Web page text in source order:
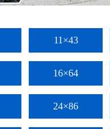
11×43
16×64
24×86